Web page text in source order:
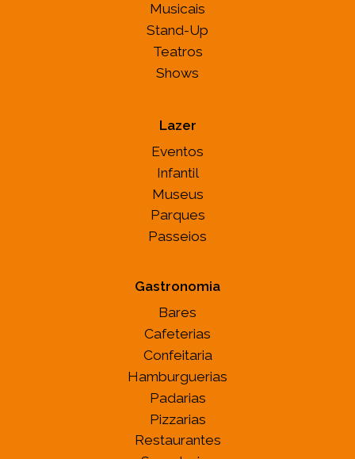
Musicais
Stand-Up
Teatros
Shows
Lazer
Eventos
Infantil
Museus
Parques
Passeios
Gastronomia
Bares
Cafeterias
Confeitaria
Hamburguerias
Padarias
Pizzarias
Restaurantes